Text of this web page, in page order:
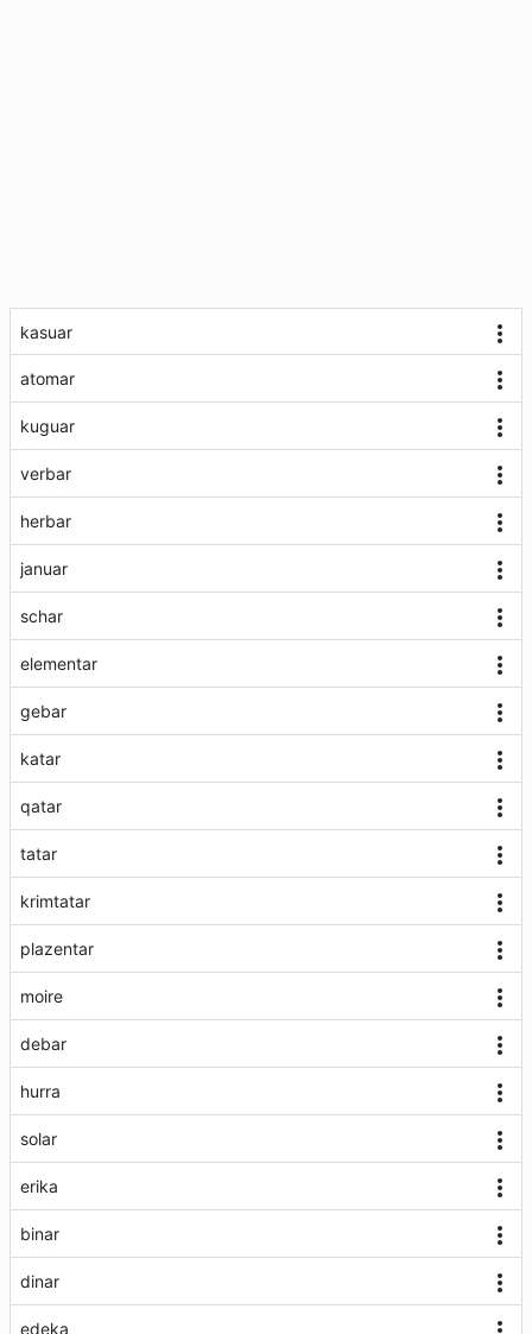
kasuar
atomar
kuguar
verbar
herbar
januar
schar
elementar
gebar
katar
qatar
tatar
krimtatar
plazentar
moire
debar
hurra
solar
erika
binar
dinar
edeka